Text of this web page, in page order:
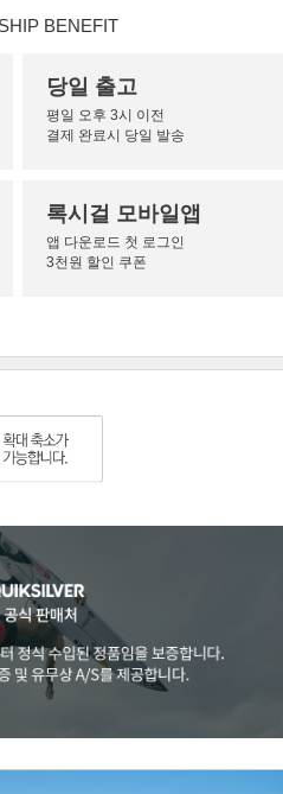
BENEFIT
당일 출고
평일 오후 3시 이전
결제 완료시 당일 발송
록시걸 모바일앱
앱 다운로드 첫 로그인
3천원 할인 쿠폰